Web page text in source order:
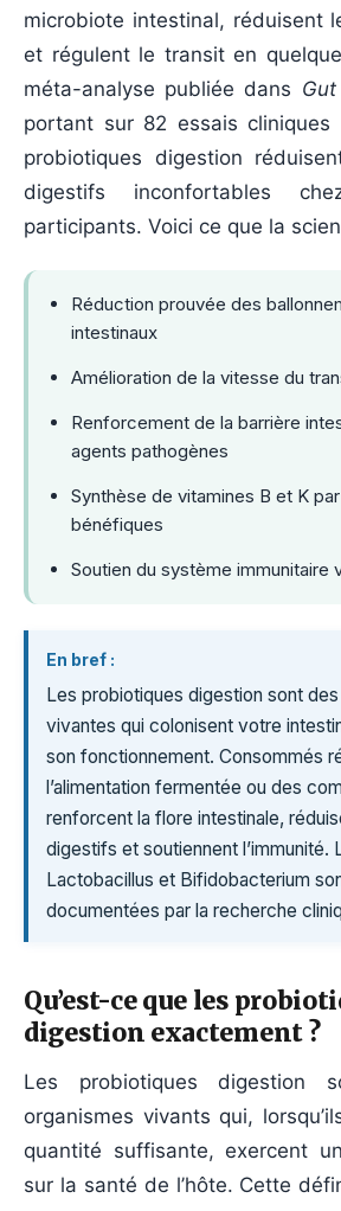
microbiote intestinal, réduisent
et régulent le transit en
méta-analyse publiée dans
portant sur 82 essais cliniques
probiotiques digestion
digestifs inconfortables
participants. Voici ce que la
Réduction prouvée des
intestinaux
Amélioration de la vitesse du
Renforcement de la barrière
agents pathogènes
Synthèse de vitamines B et K
bénéfiques
Soutien du système immunitaire
En bref :
Les probiotiques digestion sont
vivantes qui colonisent votre
son fonctionnement. Consommés
l’alimentation fermentée ou des
renforcent la flore intestinale,
digestifs et soutiennent l’immunité.
Lactobacillus et Bifidobacterium
documentées par la recherche
Qu’est-ce que les
digestion exactement ?
Les probiotiques digestion
organismes vivants qui,
quantité suffisante, exercent
sur la santé de l’hôte. Cette